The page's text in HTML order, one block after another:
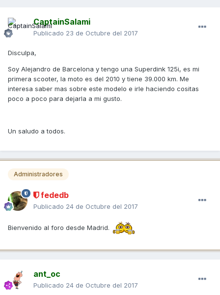
CaptainSalami
Publicado 23 de Octubre del 2017
Disculpa,
Soy Alejandro de Barcelona y tengo una Superdink 125i, es mi
primera scooter, la moto es del 2010 y tiene 39.000 km. Me
interesa saber mas sobre este modelo e irle haciendo cositas
poco a poco para dejarla a mi gusto.
Un saludo a todos.
Administradores
fededb
Publicado 24 de Octubre del 2017
Bienvenido al foro desde Madrid.
ant_oc
Publicado 24 de Octubre del 2017